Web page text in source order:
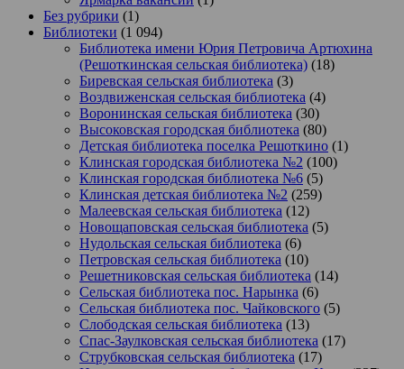
Без рубрики (1)
Библиотеки (1 094)
Библиотека имени Юрия Петровича Артюхина
(Решоткинская сельская библиотека) (18)
Биревская сельская библиотека (3)
Воздвиженская сельская библиотека (4)
Воронинская сельская библиотека (30)
Высоковская городская библиотека (80)
Детская библиотека поселка Решоткино (1)
Клинская городская библиотека №2 (100)
Клинская городская библиотека №6 (5)
Клинская детская библиотека №2 (259)
Малеевская сельская библиотека (12)
Новощаповская сельская библиотека (5)
Нудольская сельская библиотека (6)
Петровская сельская библиотека (10)
Решетниковская сельская библиотека (14)
Сельская библиотека пос. Нарынка (6)
Сельская библиотека пос. Чайковского (5)
Слободская сельская библиотека (13)
Спас-Заулковская сельская библиотека (17)
Струбковская сельская библиотека (17)